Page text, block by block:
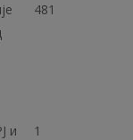
481
и
1